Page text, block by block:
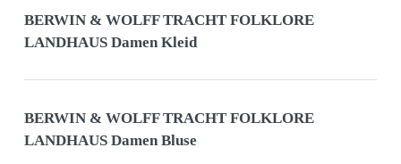
BERWIN & WOLFF TRACHT FOLKLORE
LANDHAUS Damen Kleid
BERWIN & WOLFF TRACHT FOLKLORE
LANDHAUS Damen Bluse